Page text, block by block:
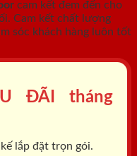
cam kết đem đến cho
Cam kết chất lượng
sóc khách hàng luôn tốt
ĐÃI tháng
lắp đặt trọn gói.